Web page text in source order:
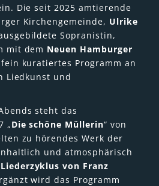
Die seit 2025 amtierende
Kirchengemeinde, Ulrike
Sopranistin,
mit dem Neuen Hamburger
kuratiertes Programm an
Liedkunst und
steht das
„Die schöne Müllerin“ von
zu hörendes Werk der
und atmosphärisch
Liederzyklus von Franz
wird das Programm